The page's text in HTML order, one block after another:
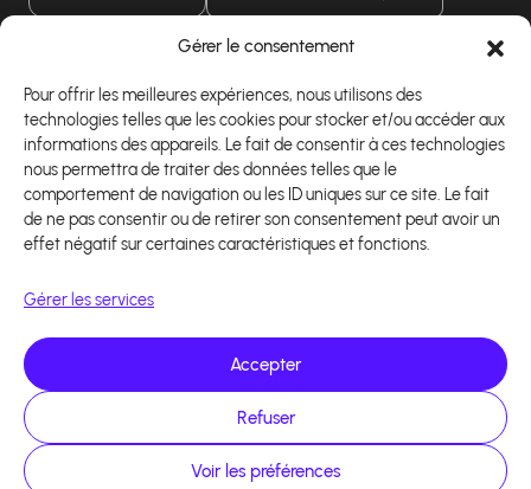
Gérer le consentement
Pour offrir les meilleures expériences, nous utilisons des
technologies telles que les cookies pour stocker et/ou accéder aux
informations des appareils. Le fait de consentir à ces technologies
nous permettra de traiter des données telles que le
comportement de navigation ou les ID uniques sur ce site. Le fait
de ne pas consentir ou de retirer son consentement peut avoir un
effet négatif sur certaines caractéristiques et fonctions.
Gérer les services
Accepter
Refuser
Voir les préférences
Téléchargez notre application
Copyright 2026 - Logiciel d'affiliation - Tous droits